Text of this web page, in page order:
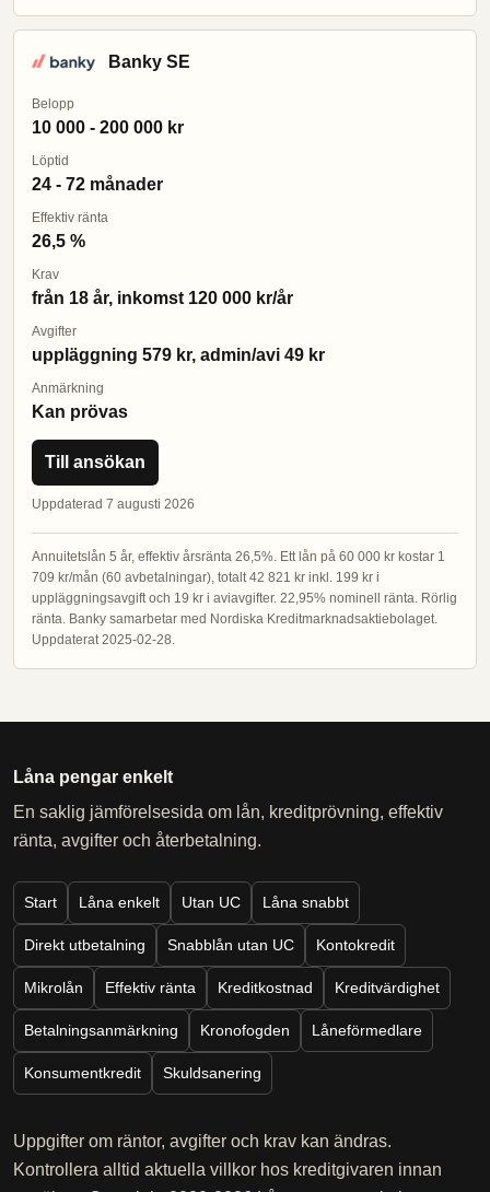
Banky SE
Belopp
10 000 - 200 000 kr
Löptid
24 - 72 månader
Effektiv ränta
26,5 %
Krav
från 18 år, inkomst 120 000 kr/år
Avgifter
uppläggning 579 kr, admin/avi 49 kr
Anmärkning
Kan prövas
Till ansökan
Uppdaterad 7 augusti 2026
Annuitetslån 5 år, effektiv årsränta 26,5%. Ett lån på 60 000 kr kostar 1
709 kr/mån (60 avbetalningar), totalt 42 821 kr inkl. 199 kr i
uppläggningsavgift och 19 kr i aviavgifter. 22,95% nominell ränta. Rörlig
ränta. Banky samarbetar med Nordiska Kreditmarknadsaktiebolaget.
Uppdaterat 2025-02-28.
Låna pengar enkelt
En saklig jämförelsesida om lån, kreditprövning, effektiv
ränta, avgifter och återbetalning.
Start Låna enkelt Utan UC Låna snabbt
Direkt utbetalning Snabblån utan UC Kontokredit
Mikrolån Effektiv ränta Kreditkostnad Kreditvärdighet
Betalningsanmärkning Kronofogden Låneförmedlare
Konsumentkredit Skuldsanering
Uppgifter om räntor, avgifter och krav kan ändras.
Kontrollera alltid aktuella villkor hos kreditgivaren innan